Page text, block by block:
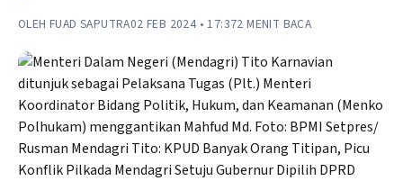
OLEH FUAD SAPUTRA02 FEB 2024 • 17:372 MENIT BACA